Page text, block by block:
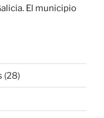
El municipio
(28)